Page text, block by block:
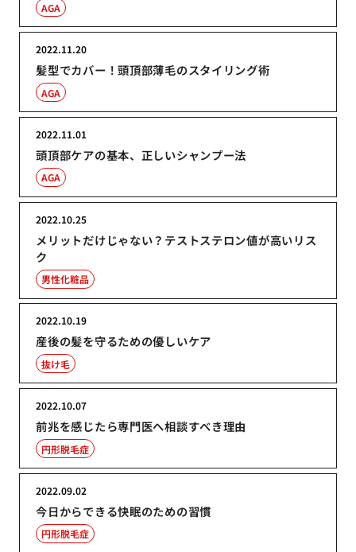
AGA
髪型でカバー！頭頂部薄毛のスタイリング術
2022.11.20
AGA
頭頂部ケアの基本、正しいシャンプー法
2022.11.01
AGA
メリットだけじゃない？テストステロン値が高いリス
ク
2022.10.25
男性化粧品
産後の髪を守るための優しいケア
2022.10.19
抜け毛
前兆を感じたら専門医へ相談すべき理由
2022.10.07
円形脱毛症
今日からできる快眠のための習慣
2022.09.02
円形脱毛症